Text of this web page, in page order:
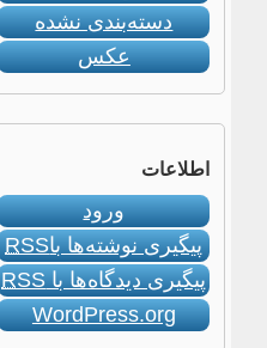
دسته‌بندی نشده
عکس
اطلاعات
ورود
پیگیری نوشته‌ها باRSS
پیگیری دیدگاه‌ها باRSS
WordPress.org